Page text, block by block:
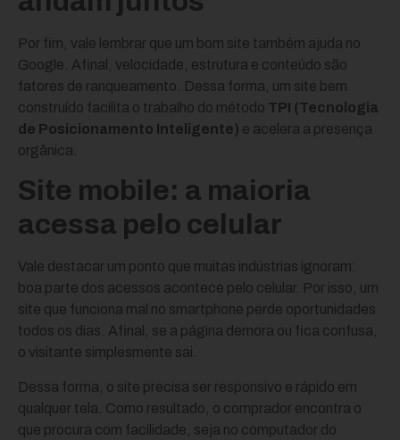
Por fim, vale lembrar que um bom site também ajuda no
Google. Afinal, velocidade, estrutura e conteúdo são
fatores de ranqueamento. Dessa forma, um site bem
construído facilita o trabalho do método TPI (Tecnologia
de Posicionamento Inteligente) e acelera a presença
orgânica.
Site mobile: a maioria
acessa pelo celular
Vale destacar um ponto que muitas indústrias ignoram:
boa parte dos acessos acontece pelo celular. Por isso, um
site que funciona mal no smartphone perde oportunidades
todos os dias. Afinal, se a página demora ou fica confusa,
o visitante simplesmente sai.
Dessa forma, o site precisa ser responsivo e rápido em
qualquer tela. Como resultado, o comprador encontra o
que procura com facilidade, seja no computador do